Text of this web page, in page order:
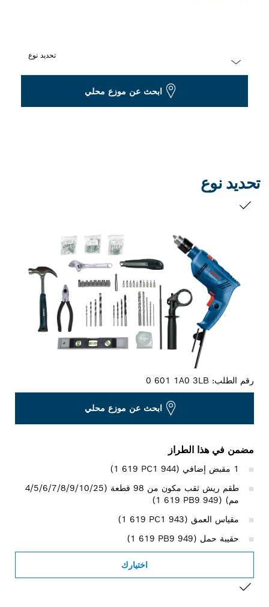
تحديد نوع
ابحث عن موزع محلي
تحديد نوع
رقم الطلب:0 601 1A0 3LB
ابحث عن موزع محلي
مضمن في هذا الطراز
طقم ريش ثقب مكون من 98 قطعة (4/5/6/7/8/9/10/25
مم) (‎1 619 PB9 949)
مقياس العمق (‎1 619 PC1 943)
حقيبة حمل (‎1 619 PB9 949)
اختيارك